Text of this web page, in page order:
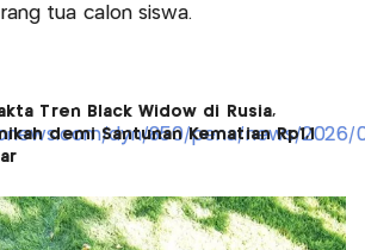
tua calon siswa.
Tren Black Widow di Rusia,
demi Santunan Kematian Rp1,1